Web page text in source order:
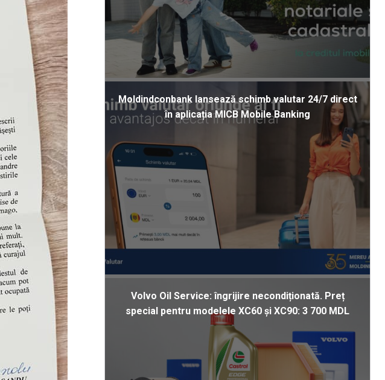
Moldindconbank lansează schimb valutar 24/7 direct
în aplicația MICB Mobile Banking
Volvo Oil Service: îngrijire necondiționată. Preț
special pentru modelele XC60 și XC90: 3 700 MDL